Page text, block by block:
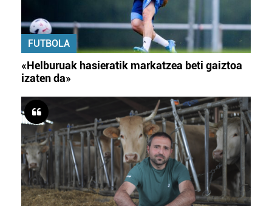
FUTBOLA
«Helburuak hasieratik markatzea beti gaiztoa
izaten da»